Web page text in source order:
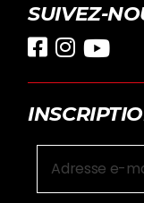
SUIVEZ-